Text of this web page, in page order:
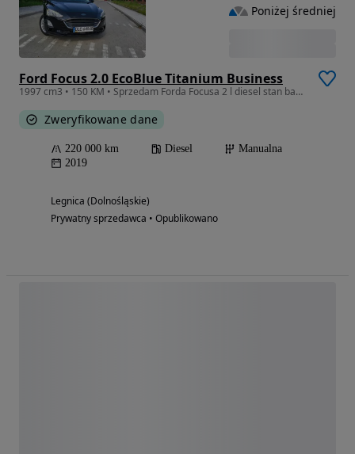
Ford Focus 2.0 EcoBlue Titanium Business
1997 cm3 • 150 KM • Sprzedam Forda Focusa 2 l diesel stan bardzo dobry 100% sprawny zareje
Zweryfikowane dane
220 000 km Diesel
Manualna
2019
Legnica (Dolnośląskie)
Prywatny sprzedawca • Opublikowano
Poniżej średniej